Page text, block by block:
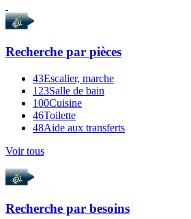
Recherche par pièces
43Escalier, marche
123Salle de bain
100Cuisine
46Toilette
48Aide aux transferts
Voir tous
Recherche par besoins